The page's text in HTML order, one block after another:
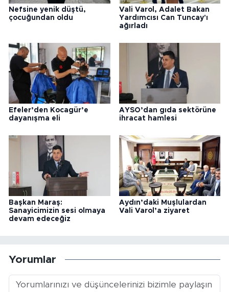
Nefsine yenik düştü,
çocuğundan oldu
Vali Varol, Adalet Bakan
Yardımcısı Can Tuncay'ı
ağırladı
Efeler’den Kocagür’e
dayanışma eli
AYSO’dan gıda sektörüne
ihracat hamlesi
Başkan Maraş:
Sanayicimizin sesi olmaya
devam edeceğiz
Aydın’daki Muşlulardan
Vali Varol’a ziyaret
Yorumlar